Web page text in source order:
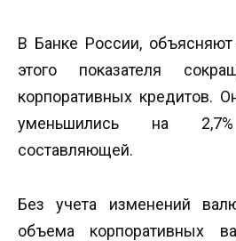
В Банке России,
этого показателя
корпоративных кредитов.
уменьшились на
составляющей.
Без учета изменений
объема корпоративных